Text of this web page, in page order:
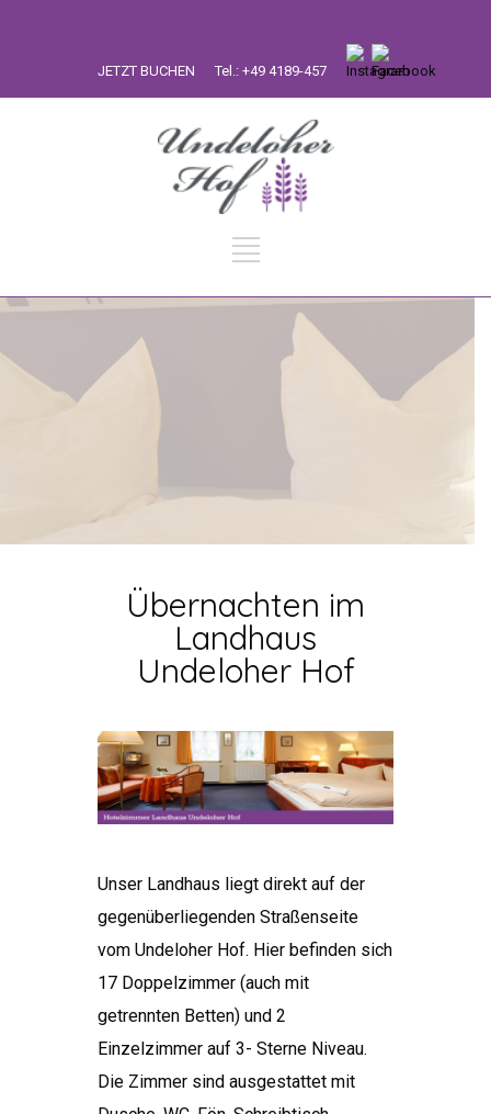
JETZT BUCHEN Tel.: +49 4189-457
Übernachten im
Landhaus
Undeloher Hof
Unser Landhaus liegt direkt auf der
gegenüberliegenden Straßenseite
vom Undeloher Hof. Hier befinden sich
17 Doppelzimmer (auch mit
getrennten Betten) und 2
Einzelzimmer auf 3- Sterne Niveau.
Die Zimmer sind ausgestattet mit